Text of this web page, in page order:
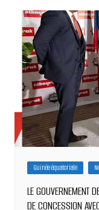
Guinée équatoriale
LE GOUVERNEMENT
DE CONCESSION